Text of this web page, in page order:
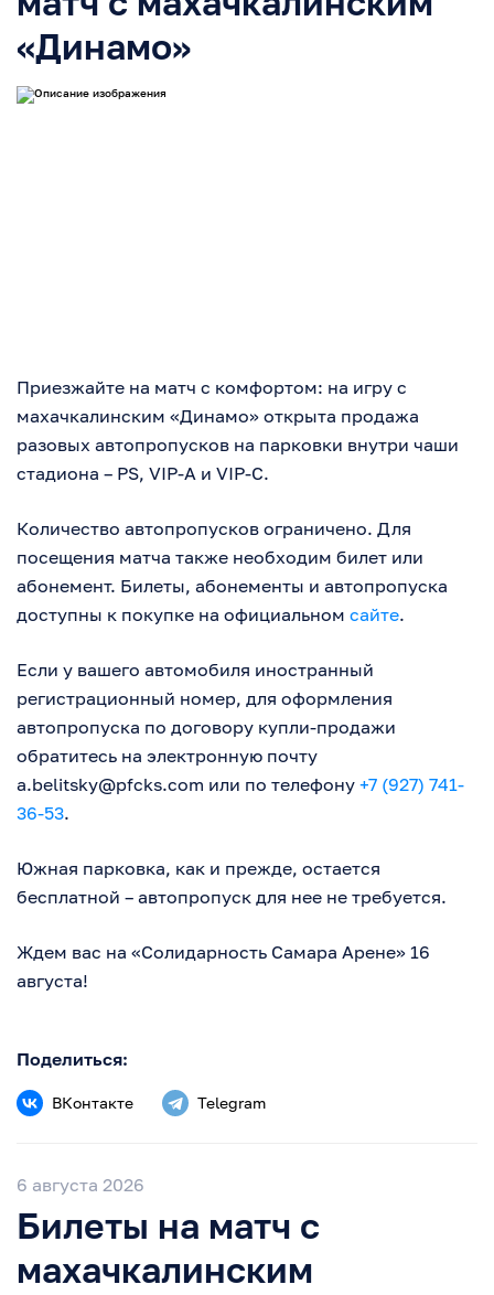
«Динамо»
Приезжайте на матч с комфортом: на игру с
махачкалинским «Динамо» открыта продажа
разовых автопропусков на парковки внутри чаши
стадиона – PS, VIP-A и VIP-C.
Количество автопропусков ограничено. Для
посещения матча также необходим билет или
абонемент. Билеты, абонементы и автопропуска
доступны к покупке на официальном сайте.
Если у вашего автомобиля иностранный
регистрационный номер, для оформления
автопропуска по договору купли-продажи
обратитесь на электронную почту
a.belitsky@pfcks.com или по телефону +7 (927) 741-
36-53.
Южная парковка, как и прежде, остается
бесплатной – автопропуск для нее не требуется.
Ждем вас на «Солидарность Самара Арене» 16
августа!
Поделиться:
ВКонтакте Telegram
6 августа 2026
Билеты на матч с
махачкалинским